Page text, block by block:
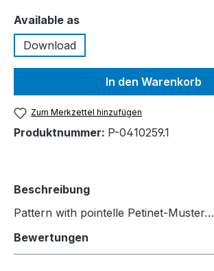
Available asauswählen
Download
In den Warenkorb
Zum Merkzettel hinzufügen
Produktnummer: P-0410259.1
Beschreibung
Pattern with pointelle Petinet-Muster…
Bewertungen